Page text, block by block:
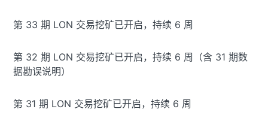
第 33 期 LON 交易挖矿已开启，持续 6 周
第 32 期 LON 交易挖矿已开启，持续 6 周（含 31 期数
据勘误说明）
第 31 期 LON 交易挖矿已开启，持续 6 周